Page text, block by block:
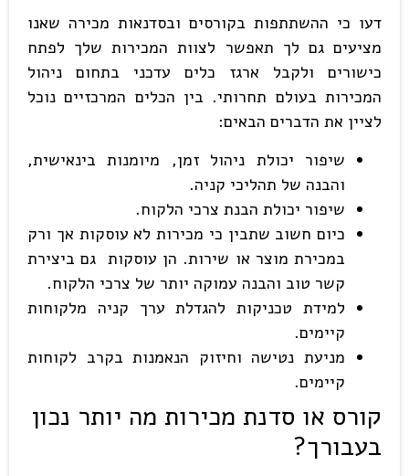
דעו כי ההשתתפות בקורסים ובסדנאות מכירה שאנו
מציעים גם לך תאפשר לצוות המכירות שלך לפתח
כישורים ולקבל ארגז כלים עדכני בתחום ניהול
המכירות בעולם תחרותי. בין הכלים המרכזיים נוכל
לציין את הדברים הבאים:
שיפור יכולת ניהול זמן, מיומנות בינאישית,
והבנה של תהליכי קניה.
שיפור יכולת הבנת צרכי הלקוח.
כיום חשוב שתבין כי מכירות לא עוסקות אך ורק
במכירת מוצר או שירות. הן עוסקות גם ביצירת
קשר טוב והבנה עמוקה יותר של צרכי הלקוח.
למידת טכניקות להגדלת ערך קניה מלקוחות
קיימים.
מניעת נטישה וחיזוק הנאמנות בקרב לקוחות
קיימים.
קורס או סדנת מכירות מה יותר נכון
בעבורך?